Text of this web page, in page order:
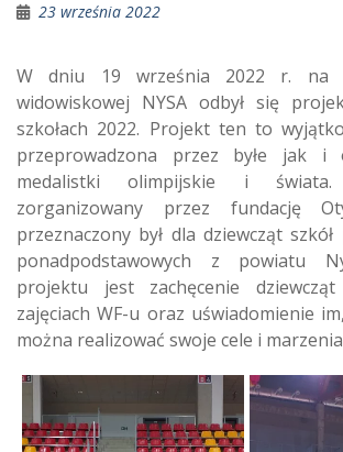
23 września 2022
W dniu 19 września 2022 r. na
widowiskowej NYSA odbył się
szkołach 2022. Projekt ten to
przeprowadzona przez byłe jak i
medalistki olimpijskie i
zorganizowany przez fundację
przeznaczony był dla dziewcząt
ponadpodstawowych z powiatu
projektu jest zachęcenie
zajęciach WF-u oraz uświadomienie
można realizować swoje cele i